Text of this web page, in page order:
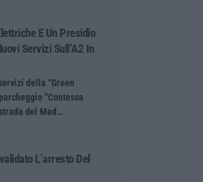
E Un Presidio
Servizi Sull’A2 In
della “Green
“Contessa
del Med…
L’arresto Del